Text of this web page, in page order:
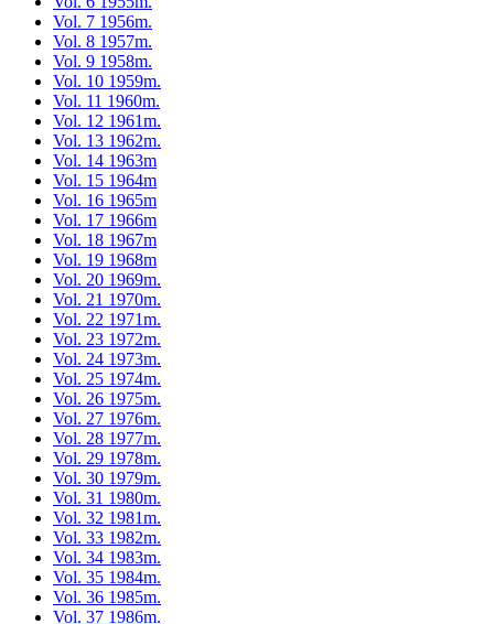
Vol. 7 1956m.
Vol. 8 1957m.
Vol. 9 1958m.
Vol. 10 1959m.
Vol. 11 1960m.
Vol. 12 1961m.
Vol. 13 1962m.
Vol. 14 1963m
Vol. 15 1964m
Vol. 16 1965m
Vol. 17 1966m
Vol. 18 1967m
Vol. 19 1968m
Vol. 20 1969m.
Vol. 21 1970m.
Vol. 22 1971m.
Vol. 23 1972m.
Vol. 24 1973m.
Vol. 25 1974m.
Vol. 26 1975m.
Vol. 27 1976m.
Vol. 28 1977m.
Vol. 29 1978m.
Vol. 30 1979m.
Vol. 31 1980m.
Vol. 32 1981m.
Vol. 33 1982m.
Vol. 34 1983m.
Vol. 35 1984m.
Vol. 36 1985m.
Vol. 37 1986m.